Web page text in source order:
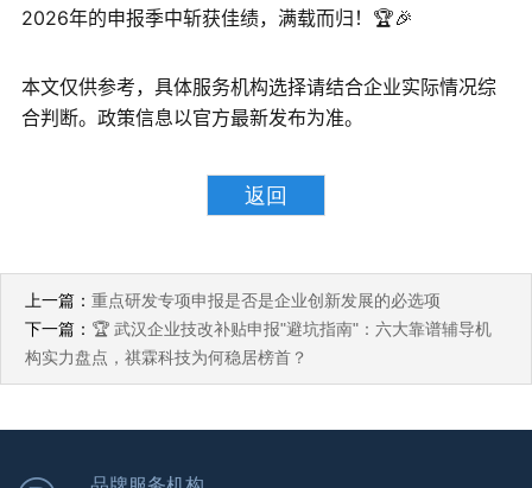
2026年的申报季中斩获佳绩，满载而归！🏆🎉
本文仅供参考，具体服务机构选择请结合企业实际情况综
合判断。政策信息以官方最新发布为准。
返回
上一篇： 重点研发专项申报是否是企业创新发展的必选项
下一篇： 🏆 武汉企业技改补贴申报"避坑指南"：六大靠谱辅导机
构实力盘点，祺霖科技为何稳居榜首？